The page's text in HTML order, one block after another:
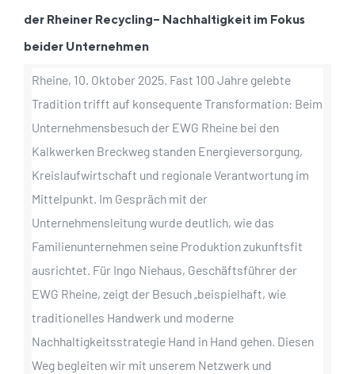
der Rheiner Recycling– Nachhaltigkeit im Fokus
beider Unternehmen
Rheine, 10. Oktober 2025. Fast 100 Jahre gelebte
Tradition trifft auf konsequente Transformation: Beim
Unternehmensbesuch der EWG Rheine bei den
Kalkwerken Breckweg standen Energieversorgung,
Kreislaufwirtschaft und regionale Verantwortung im
Mittelpunkt. Im Gespräch mit der
Unternehmensleitung wurde deutlich, wie das
Familienunternehmen seine Produktion zukunftsfit
ausrichtet. Für Ingo Niehaus, Geschäftsführer der
EWG Rheine, zeigt der Besuch „beispielhaft, wie
traditionelles Handwerk und moderne
Nachhaltigkeitsstrategie Hand in Hand gehen. Diesen
Weg begleiten wir mit unserem Netzwerk und